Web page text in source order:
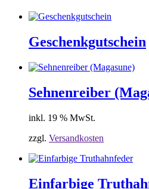
Geschenkgutschein
Sehnenreiber
inkl. 19 % MwSt.
zzgl. Versandkosten
Einfarbige